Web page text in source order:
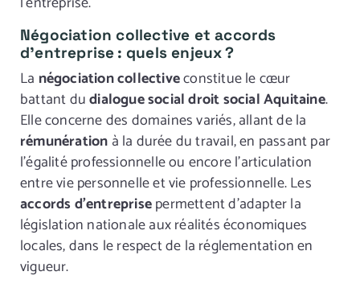
Négociation collective et accords
d’entreprise : quels enjeux ?
La négociation collectiveconstitue le cœur
battant dudialogue social droit social Aquitaine.
Elle concerne des domaines variés, allant de la
rémunération à la durée du travail, en passant par
l’égalité professionnelle ou encore l’articulation
entre vie personnelle et vie professionnelle. Les
accords d’entreprisepermettent d’adapter la
législation nationale aux réalités économiques
locales, dans le respect de la réglementation en
vigueur.